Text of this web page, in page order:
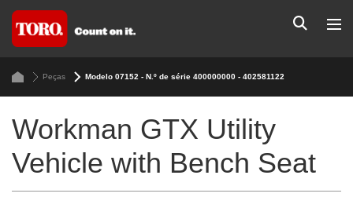
Peças Modelo 07152 - N.º de série 400000000 - 402581122
Workman GTX Utility
Vehicle with Bench Seat